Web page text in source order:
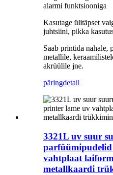
alarmi funktsiooniga
Kasutage ülitäpset
juhtsiini, pikka
Saab printida nahale,
metallile,
akrüülile jne.
päringdetail
3321L uv suur
vahtplaat
metallkaardi